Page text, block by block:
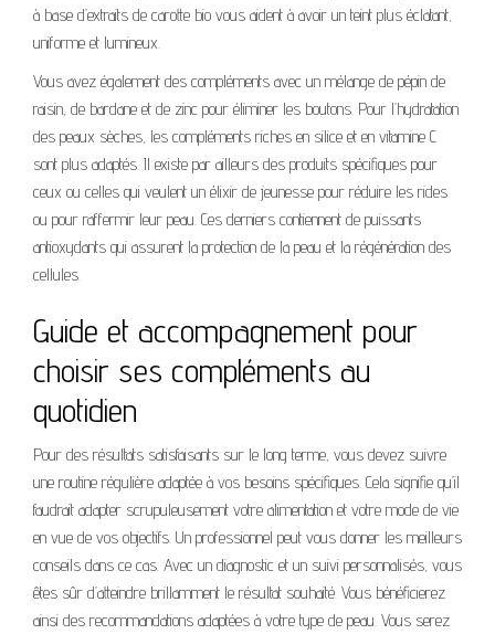
à base d’extraits de carotte bio vous aident à avoir un teint plus éclatant,
uniforme et lumineux.
Vous avez également des compléments avec un mélange de pépin de
raisin, de bardane et de zinc pour éliminer les boutons. Pour l’hydratation
des peaux sèches, les compléments riches en silice et en vitamine C
sont plus adaptés. Il existe par ailleurs des produits spécifiques pour
ceux ou celles qui veulent un élixir de jeunesse pour réduire les rides
ou pour raffermir leur peau. Ces derniers contiennent de puissants
antioxydants qui assurent la protection de la peau et la régénération des
cellules.
Guide et accompagnement pour
choisir ses compléments au
quotidien
Pour des résultats satisfaisants sur le long terme, vous devez suivre
une routine régulière adaptée à vos besoins spécifiques. Cela signifie qu’il
faudrait adapter scrupuleusement votre alimentation et votre mode de vie
en vue de vos objectifs. Un professionnel peut vous donner les meilleurs
conseils dans ce cas. Avec un diagnostic et un suivi personnalisés, vous
êtes sûr d’atteindre brillamment le résultat souhaité. Vous bénéficierez
ainsi des recommandations adaptées à votre type de peau. Vous serez